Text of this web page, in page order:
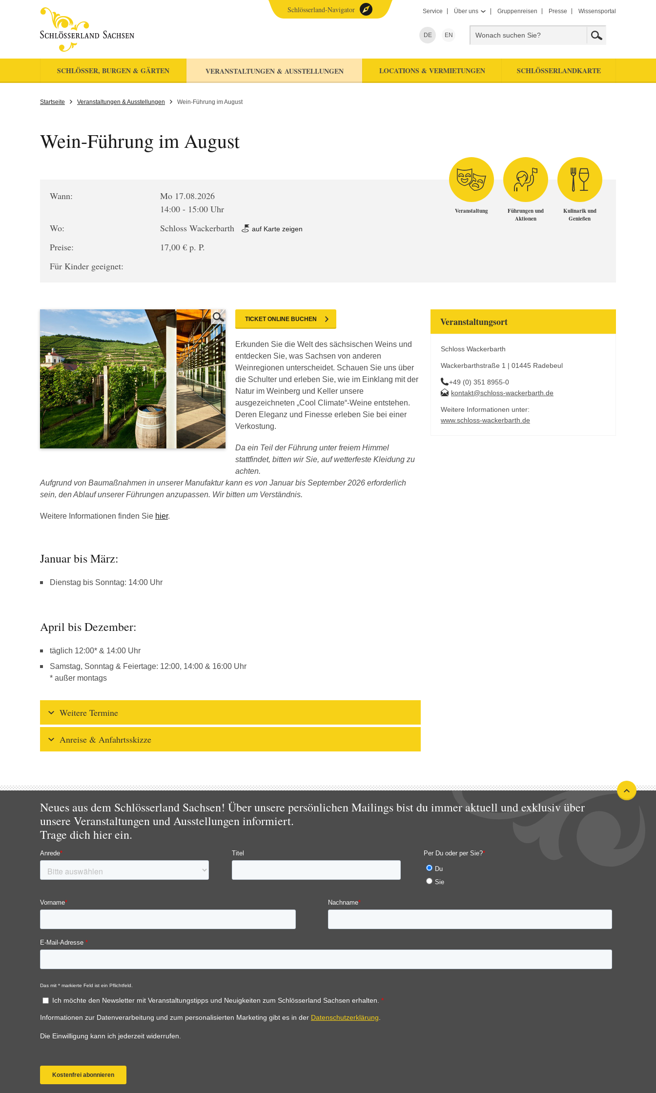
Service Über uns Gruppenreisen Presse Wissensportal
DE EN
SCHLÖSSER, BURGEN & GÄRTEN VERANSTALTUNGEN & AUSSTELLUNGEN LOCATIONS & VERMIETUNGEN SCHLÖSSERLANDKARTE
Schlösserland-Navigator
Startseite Veranstaltungen & Ausstellungen Wein-Führung im August
Wein-Führung im August
Wann:
Mo 17.08.2026
14:00 - 15:00 Uhr
Wo:
Schloss Wackerbarth auf Karte zeigen
Preise:
17,00 € p. P.
Für Kinder geeignet:
Veranstaltung
Führungen und
Aktionen
Kulinarik und
Genießen
TICKET ONLINE BUCHEN
Erkunden Sie die Welt des sächsischen Weins und
entdecken Sie, was Sachsen von anderen
Weinregionen unterscheidet. Schauen Sie uns über
die Schulter und erleben Sie, wie im Einklang mit der
Natur im Weinberg und Keller unsere
ausgezeichneten „Cool Climate“-Weine entstehen.
Deren Eleganz und Finesse erleben Sie bei einer
Verkostung.
Da ein Teil der Führung unter freiem Himmel
stattfindet, bitten wir Sie, auf wetterfeste Kleidung zu
achten.
Aufgrund von Baumaßnahmen in unserer Manufaktur kann es von Januar bis September 2026 erforderlich
sein, den Ablauf unserer Führungen anzupassen. Wir bitten um Verständnis.
Weitere Informationen finden Sie hier.
Januar bis März:
Dienstag bis Sonntag: 14:00 Uhr
April bis Dezember:
täglich 12:00* & 14:00 Uhr
Samstag, Sonntag & Feiertage: 12:00, 14:00 & 16:00 Uhr
* außer montags
Weitere Termine
Anreise & Anfahrtsskizze
Veranstaltungsort
Schloss Wackerbarth
Wackerbarthstraße 1 | 01445 Radebeul
+49 (0) 351 8955-0
kontakt@schloss-wackerbarth.de
Weitere Informationen unter:
www.schloss-wackerbarth.de
Neues aus dem Schlösserland Sachsen! Über unsere persönlichen Mailings bist du immer aktuell und exklusiv über
unsere Veranstaltungen und Ausstellungen informiert.
Trage dich hier ein.